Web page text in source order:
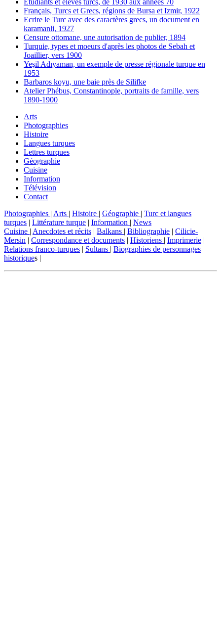
Français, Turcs et Grecs, régions de Bursa et Izmir, 1922
Ecrire le Turc avec des caractères grecs, un document en
karamanli, 1927
Censure ottomane, une autorisation de publier, 1894
Turquie, types et moeurs d'après les photos de Sebah et
Joaillier, vers 1900
Yeşil Adıyaman, un exemple de presse régionale turque en
1953
Barbaros koyu, une baie près de Silifke
Atelier Phébus, Constantinople, portraits de famille, vers
1890-1900
Arts
Photographies
Histoire
Langues turques
Lettres turques
Géographie
Cuisine
Information
Télévision
Contact
Photographies | Arts | Histoire | Géographie | Turc et langues
turques | Littérature turque | Information | News
Cuisine | Anecdotes et récits | Balkans | Bibliographie | Cilicie-
Mersin | Correspondance et documents | Historiens | Imprimerie |
Relations franco-turques | Sultans | Biographies de personnages
historiques |